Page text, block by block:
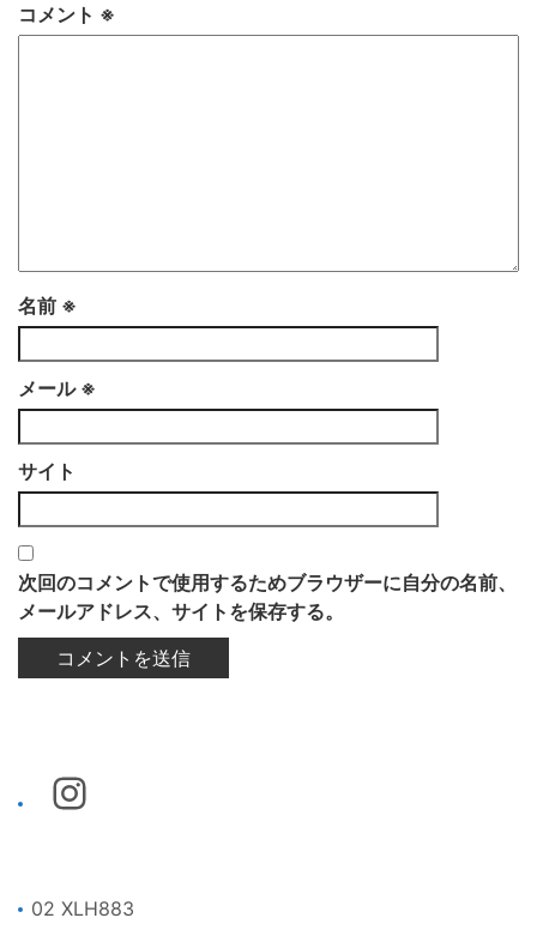
コメント ※
名前 ※
メール ※
サイト
次回のコメントで使用するためブラウザーに自分の名前、
メールアドレス、サイトを保存する。
02 XLH883